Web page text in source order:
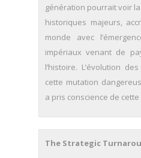
génération pourrait voir
historiques majeurs,
monde avec
impériaux venant de
l’histoire. L’évolution
cette mutation
a pris conscience de
The Strategic